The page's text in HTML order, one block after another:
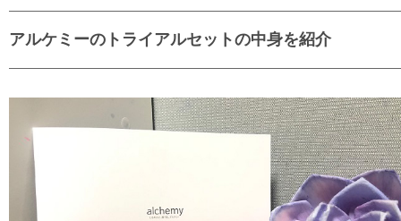
アルケミーのトライアルセットの中身を紹介